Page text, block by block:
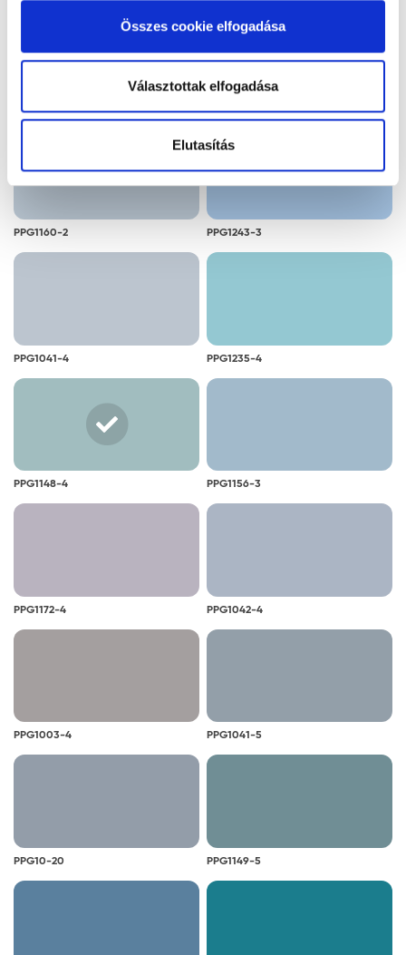
alkalmazását. A "Részletek megjelenítése” gombra
kattintással megismerheti és beállíthatja, hogy mely
cookie alkalmazását fogadja el.
Összes cookie elfogadása
Választottak elfogadása
Elutasítás
PPG1160-2 PPG1243-3
PPG1041-4 PPG1235-4
PPG1148-4 PPG1156-3
PPG1172-4 PPG1042-4
PPG1003-4 PPG1041-5
PPG10-20 PPG1149-5